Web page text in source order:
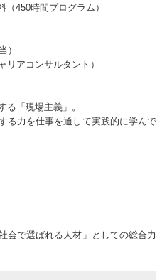
（450時間プログラム）
）
リアコンサルタント）
る「現場主義」。
る力を仕事を通して実践的に学んで
会で選ばれる人材」としての総合力